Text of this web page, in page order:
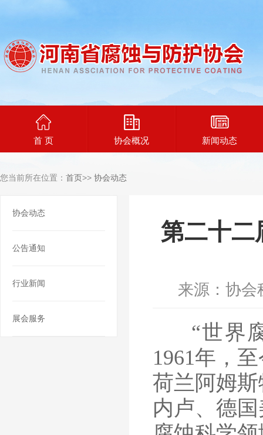
首 页 协会概况 新闻动态
您当前所在位置： 首页>> 协会动态
协会动态
公告通知
行业新闻
展会服务
第二十二
来源：协会
“世界腐
1961年，
荷兰阿姆
内卢、德